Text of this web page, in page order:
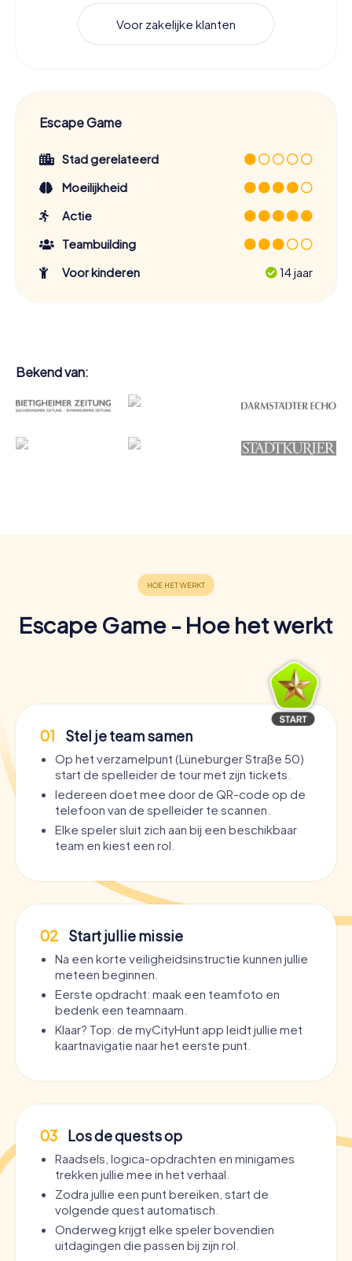
Voor zakelijke klanten
Escape Game
Stad gerelateerd
Moeilijkheid
Actie
Teambuilding
Voor kinderen
14 jaar
Bekend van:
Escape Game - Hoe het werkt
01 Stel je team samen
Op het verzamelpunt (Lüneburger Straße 50)
start de spelleider de tour met zijn tickets.
Iedereen doet mee door de QR-code op de
telefoon van de spelleider te scannen.
Elke speler sluit zich aan bij een beschikbaar
team en kiest een rol.
02 Start jullie missie
Na een korte veiligheidsinstructie kunnen jullie
meteen beginnen.
Eerste opdracht: maak een teamfoto en
bedenk een teamnaam.
Klaar? Top: de myCityHunt app leidt jullie met
kaartnavigatie naar het eerste punt.
03 Los de quests op
Raadsels, logica-opdrachten en minigames
trekken jullie mee in het verhaal.
Zodra jullie een punt bereiken, start de
volgende quest automatisch.
Onderweg krijgt elke speler bovendien
uitdagingen die passen bij zijn rol.